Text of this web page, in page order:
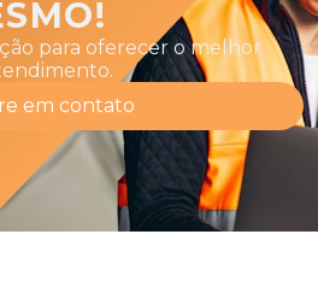
para oferecer o melhor
em contato